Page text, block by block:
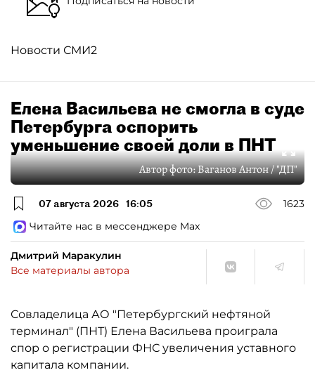
Новости СМИ2
Елена Васильева не смогла в суде
Петербурга оспорить
уменьшение своей доли в ПНТ
Автор фото:Ваганов Антон / "ДП"
07 августа 2026 16:05
1623
Читайте нас в мессенджере Max
Дмитрий Маракулин
Все материалы автора
Совладелица АО "Петербургский нефтяной
терминал" (ПНТ) Елена Васильева проиграла
спор о регистрации ФНС увеличения уставного
капитала компании.